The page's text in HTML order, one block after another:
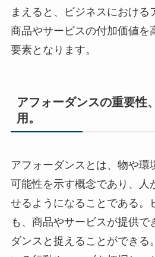
まえると、ビジネスにおける
商品やサービスの付加価値を
要素となります。
アフォーダンスの重要性
用。
アフォーダンスとは、物や環
可能性を示す概念であり、人
せるようになることである。
も、商品やサービスが提供で
ダンスと捉えることができる